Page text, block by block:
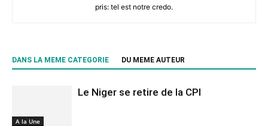
pris: tel est notre credo.
DANS LA MEME CATEGORIE DU MEME AUTEUR
A la Une
Le Niger se retire de la CPI